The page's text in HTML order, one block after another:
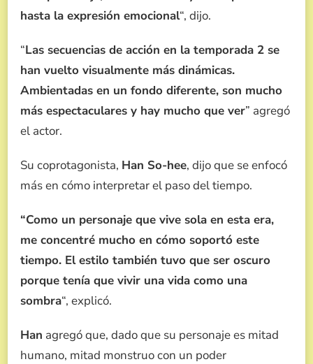
hasta la expresión emocional“, dijo.
“Las secuencias de acción en la temporada 2 se
han vuelto visualmente más dinámicas.
Ambientadas en un fondo diferente, son mucho
más espectaculares y hay mucho que ver” agregó
el actor.
Su coprotagonista, Han So-hee, dijo que se enfocó
más en cómo interpretar el paso del tiempo.
“Como un personaje que vive sola en esta era,
me concentré mucho en cómo soportó este
tiempo. El estilo también tuvo que ser oscuro
porque tenía que vivir una vida como una
sombra“, explicó.
Han agregó que, dado que su personaje es mitad
humano, mitad monstruo con un poder